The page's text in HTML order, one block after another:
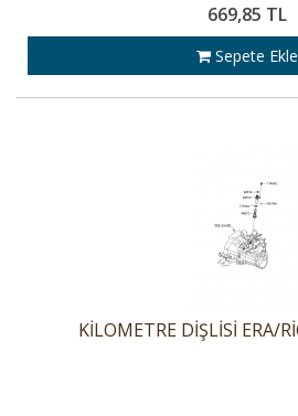
669,85 TL
Sepete Ekle
KİLOMETRE DİŞLİSİ ERA/